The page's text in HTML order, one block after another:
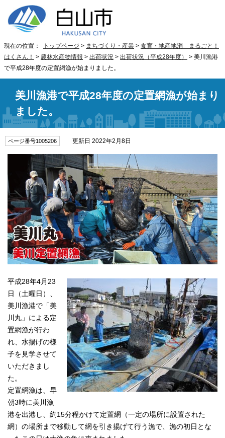
現在の位置： トップページ > まちづくり・産業 > 食育・地産地消 まるごと！
はくさん！ > 農林水産物情報 > 出荷状況 > 出荷状況（平成28年度）
> 美川漁港
で平成28年度の定置網漁が始まりました。
美川漁港で平成28年度の定置網漁が始まり
ました。
ページ番号1005206 更新日 2022年2月8日
平成28年4月23
日（土曜日）、
美川漁港で「美
川丸」による定
置網漁が行わ
れ、水揚げの様
子を見学させて
いただきまし
た。
定置網漁は、早
朝3時に美川漁
港を出港し、約15分程かけて定置網（一定の場所に設置された
網）の場所まで移動して網を引き揚げて行う漁で、漁の初日とな